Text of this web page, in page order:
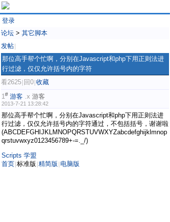
登录
论坛 > 其它脚本
发帖
那位高手帮个忙啊，分别在Javascript和php下用正则法进
行过滤，仅仅允许括号内的字符
看2625 回0 收藏
1# 游客 .x 游客
2013-7-21 13:28:42
那位高手帮个忙啊，分别在Javascript和php下用正则法进
行过滤，仅仅允许括号内的字符通过，不包括括号，谢谢啦
(ABCDEFGHIJKLMNOPQRSTUVWXYZabcdefghijklmnop
qrstuvwxyz0123456789+-=._/)
Scripts 学盟
首页 标准版 精简版 电脑版